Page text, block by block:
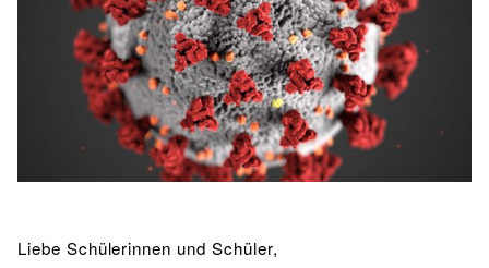
BIBLIOTHEK
Bibliothek Bibliothekskatalog
Schulbuchausleihe
Lehrmittelfreiheit
Buchempfehlungen
MENSA & BISTRO
Food Scouts
FAQs
Sport als Leistungsfach Exkursionen
Wettkämpfe
JtfO
Liebe Schülerinnen und Schüler,